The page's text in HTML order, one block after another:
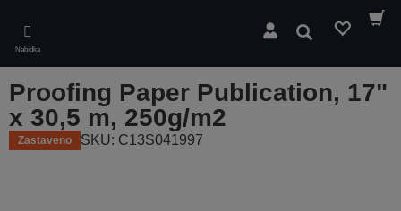
main
content
Nabídka
Hledat
Proofing Paper Publication, 17"
x 30,5 m, 250g/m2
Zastaveno SKU: C13S041997